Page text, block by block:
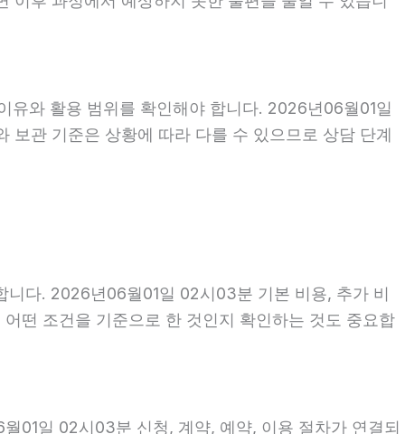
유와 활용 범위를 확인해야 합니다. 2026년06월01일
보관 기준은 상황에 따라 다를 수 있으므로 상담 단계
니다. 2026년06월01일 02시03분 기본 비용, 추가 비
떤 조건을 기준으로 한 것인지 확인하는 것도 중요합
01일 02시03분 신청, 계약, 예약, 이용 절차가 연결되